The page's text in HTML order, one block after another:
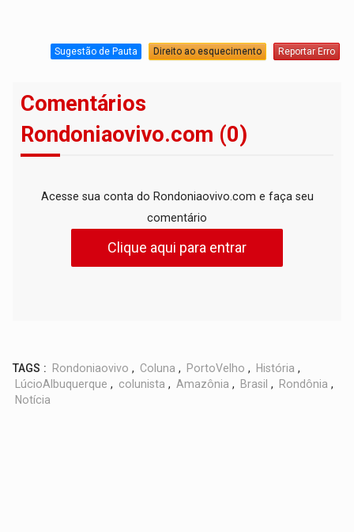
Sugestão de Pauta Direito ao esquecimento Reportar Erro
Comentários
Rondoniaovivo.com (0)
Acesse sua conta do Rondoniaovivo.com e faça seu
comentário
Clique aqui para entrar
TAGS : Rondoniaovivo , Coluna , PortoVelho , História ,
LúcioAlbuquerque , colunista , Amazônia , Brasil , Rondônia ,
Notícia